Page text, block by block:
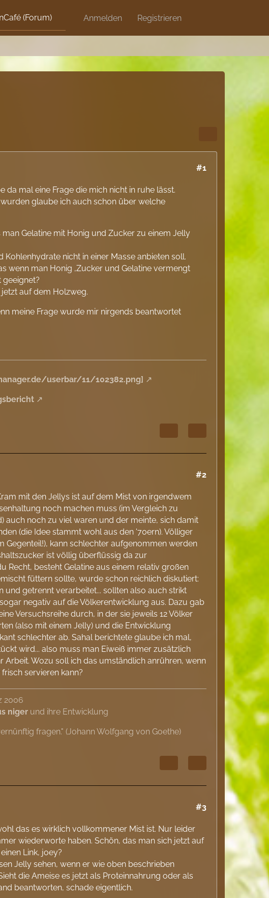
Anmelden Registrieren
(Forum) Discord Artikel Blog
#1
mal eine Frage die mich nicht in ruhe lässt.
glaube ich auch schon über welche
Gelatine mit Honig und Zucker zu einem Jelly
nicht in einer Masse anbieten soll.
wenn man Honig ,Zucker und Gelatine vermengt
geeignet?
auf dem Holzweg.
meine Frage wurde mir nirgends beantwortet
userbar/11/102382.png]
#2
mit den Jellys ist auf dem Mist von irgendwem
noch machen muss (im Vergleich zu
auch noch zu viel waren und der meinte, sich damit
(die Idee stammt wohl aus den '70ern). Völliger
Gegenteil!), kann schlechter aufgenommen werden
ist völlig überflüssig da zur
Recht, besteht Gelatine aus einem relativ großen
füttern sollte, wurde schon reichlich diskutiert:
getrennt verarbeitet... sollten also auch strikt
negativ auf die Völkerentwicklung aus. Dazu gab
Versuchsreihe durch, in der sie jeweils 12 Völker
(also mit einem Jelly) und die Entwicklung
schlechter ab. Sahal berichtete glaube ich mal,
wird... also muss man Eiweiß immer zusätzlich
Wozu soll ich das umständlich anrühren, wenn
servieren kann?
2006
niger und ihre Entwicklung
fragen." (Johann Wolfgang von Goethe)
#3
das es wirklich vollkommener Mist ist. Nur leider
wiederworte haben. Schön, das man sich jetzt auf
Link, joey?
Jelly sehen, wenn er wie oben beschrieben
die Ameise es jetzt als Proteinnahrung oder als
beantworten, schade eigentlich.